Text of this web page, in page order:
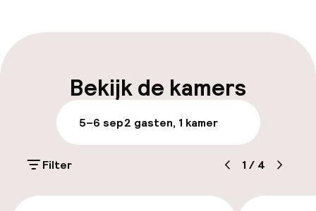
Vroeg inchecken mogelijk
Bagageruimte
Parkeren & mobiliteit
Bekijk de kamers
5–6 sep2 gasten, 1 kamer
Filter 1 / 4